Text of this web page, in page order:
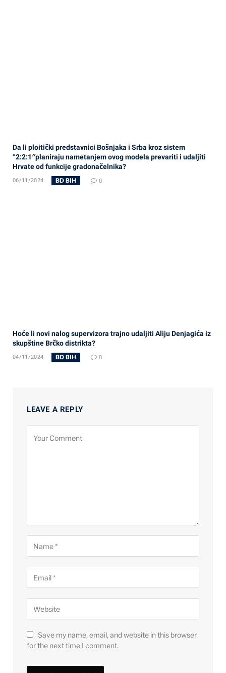
Da li ploitički predstavnici Bošnjaka i Srba kroz sistem
“2:2:1″planiraju nametanjem ovog modela prevariti i udaljiti
Hrvate od funkcije gradonačelnika?
06/11/2024 BD BIH 0
Hoće li novi nalog supervizora trajno udaljiti Aliju Denjagića iz
skupštine Brčko distrikta?
04/11/2024 BD BIH 0
LEAVE A REPLY
Save my name, email, and website in this browser
for the next time I comment.